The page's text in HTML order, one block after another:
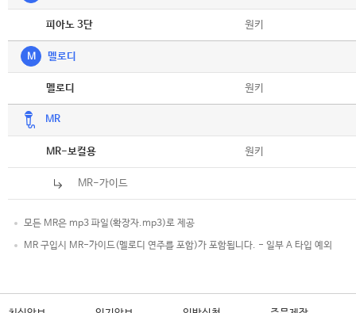
피아노 3단 원키
M 멜로디
멜로디 원키
MR
MR-보컬용 원키
MR-가이드
모든 MR은 mp3 파일(확장자.mp3)로 제공
MR 구입시 MR-가이드(멜로디 연주를 포함)가 포함됩니다. - 일부 A 타입 예외